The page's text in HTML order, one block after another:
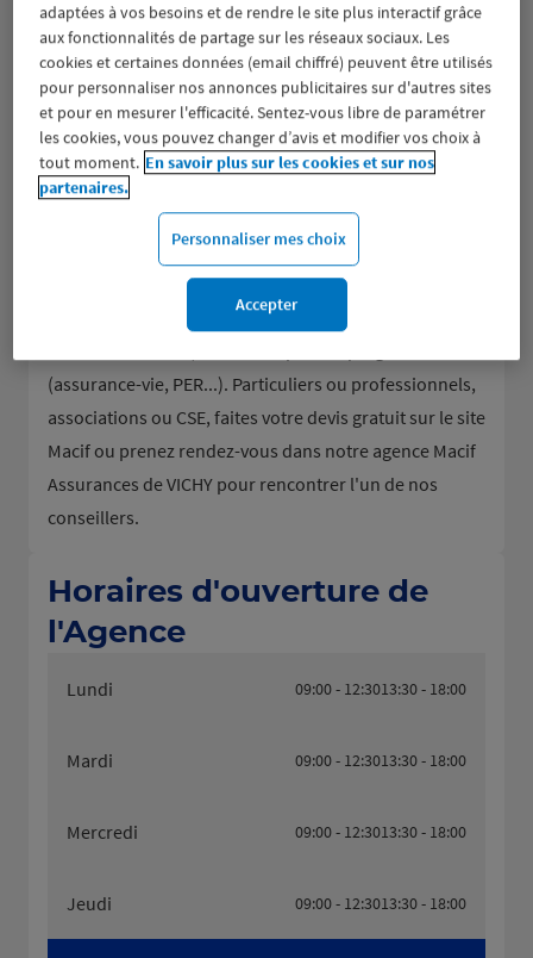
Groupe d’assurance aux valeurs mutualistes, la Macif
donne la parole à ses sociétaires et les accompagne
dans tous leurs besoins en assurance de dommages
(assurance auto et moto, assurance habitation et
scolaire, responsabilité civile...), pour la mutuelle et la
prévoyance (assurance décès, obsèques, dépendance,
(assurance-vie, PER...). Particuliers ou professionnels,
associations ou CSE, faites votre devis gratuit sur le site
Macif ou prenez rendez-vous dans notre agence Macif
Assurances de VICHY pour rencontrer l'un de nos
conseillers.
Horaires d'ouverture de
l'Agence
Lundi 09:00 - 12:3013:30 - 18:00
Mardi 09:00 - 12:3013:30 - 18:00
Mercredi 09:00 - 12:3013:30 - 18:00
Jeudi 09:00 - 12:3013:30 - 18:00
adaptées à vos besoins et de rendre le site plus interactif grâce
aux fonctionnalités de partage sur les réseaux sociaux. Les
cookies et certaines données (email chiffré) peuvent être utilisés
pour personnaliser nos annonces publicitaires sur d'autres sites
et pour en mesurer l'efficacité. Sentez-vous libre de paramétrer
les cookies, vous pouvez changer d’avis et modifier vos choix à
tout moment. En savoir plus sur les cookies et sur nos
partenaires.
Personnaliser mes choix
Accepter